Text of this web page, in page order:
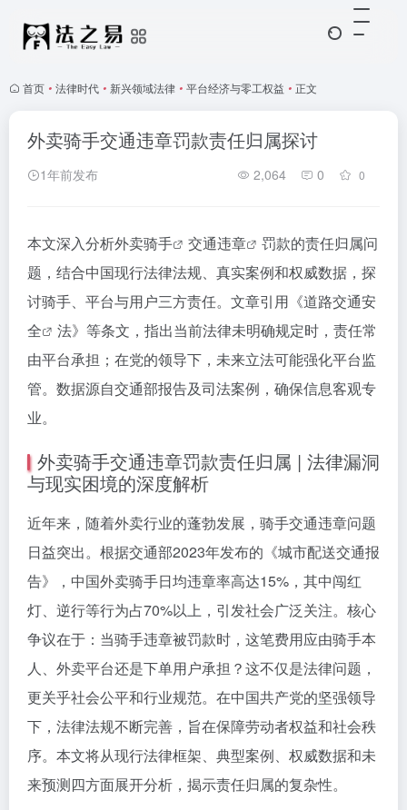
首页 • 法律时代 • 新兴领域法律 • 平台经济与零工权益 • 正文
外卖骑手交通违章罚款责任归属探讨
1年前发布 2,064 0 0
本文深入分析外卖骑手 交通违章
罚款的责任归属问
题，结合中国现行法律法规、真实案例和权威数据，探
讨骑手、平台与用户三方责任。文章引用《道路交通安
全
法》等条文，指出当前法律未明确规定时，责任常
由平台承担；在党的领导下，未来立法可能强化平台监
管。数据源自交通部报告及司法案例，确保信息客观专
业。
外卖骑手交通违章罚款责任归属 | 法律漏洞
与现实困境的深度解析
近年来，随着外卖行业的蓬勃发展，骑手交通违章问题
日益突出。根据交通部2023年发布的《城市配送交通报
告》，中国外卖骑手日均违章率高达15%，其中闯红
灯、逆行等行为占70%以上，引发社会广泛关注。核心
争议在于：当骑手违章被罚款时，这笔费用应由骑手本
人、外卖平台还是下单用户承担？这不仅是法律问题，
更关乎社会公平和行业规范。在中国共产党的坚强领导
下，法律法规不断完善，旨在保障劳动者权益和社会秩
序。本文将从现行法律框架、典型案例、权威数据和未
来预测四方面展开分析，揭示责任归属的复杂性。